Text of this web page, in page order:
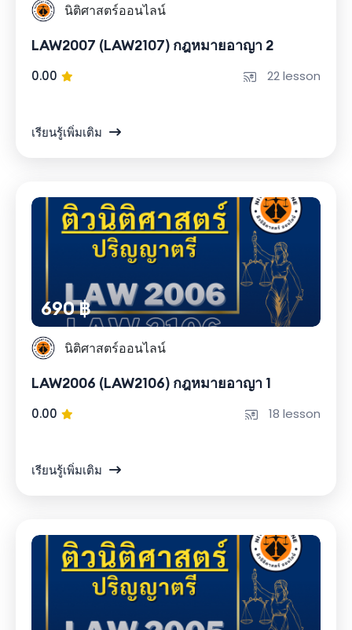
นิติศาสตร์ออนไลน์
LAW2007 (LAW2107) กฎหมายอาญา 2
0.00 22 lesson
เรียนรู้เพิ่มเติม
690 ฿
นิติศาสตร์ออนไลน์
LAW2006 (LAW2106) กฎหมายอาญา 1
0.00 18 lesson
เรียนรู้เพิ่มเติม